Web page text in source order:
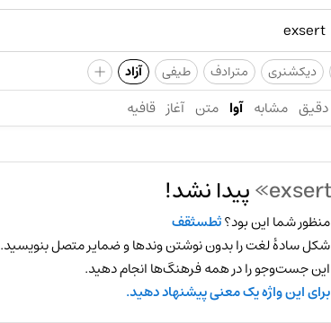
دیکشنری مترادف طیفی آزاد +
دقیق مشابه آوا متن آغاز قافیه
پیدا نشد!
منظور شما این بود؟ثطسثقف
شکل سادهٔ لغت را بدون نوشتن وندها و ضمایر متصل بنویسید.
این جست‌وجو را در همه فرهنگ‌ها انجام دهید.
برای این واژه یک معنی پیشنهاد دهید.